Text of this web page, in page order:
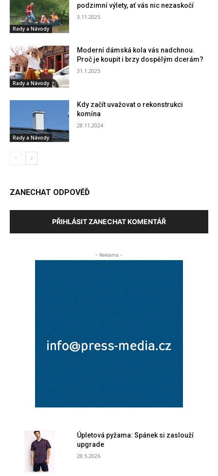
Rady a Návody
podzimní výlety, ať vás nic nezaskočí
3.11.2025
Rady a Návody
Moderní dámská kola vás nadchnou.
Proč je koupit i brzy dospělým dcerám?
31.1.2025
Rady a Návody
Kdy začít uvažovat o rekonstrukci
komína
28.11.2024
ZANECHAT ODPOVĚĎ
PŘIHLÁSIT ZANECHAT KOMENTÁŘ
- Reklama -
Úpletová pyžama: Spánek si zaslouží
upgrade
28.5.2026